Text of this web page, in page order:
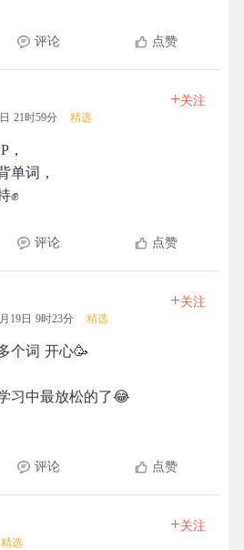
评论 点赞
21时59分 精选
+关注
，
单词，
✊
评论 点赞
19日 9时23分 精选
+关注
个词 开心🥳
习中最放松的了😂
评论 点赞
精选
+关注